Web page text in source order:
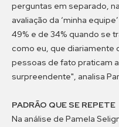
perguntas em separado,
avaliação da ‘minha
49% e de 34% quando se
como eu, que diariamente
pessoas de fato praticam
surpreendente", analisa
PADRÃO QUE SE REPETE
Na análise de Pamela